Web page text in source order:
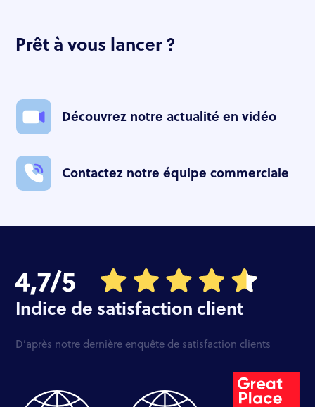
Prêt à vous lancer ?
Découvrez notre actualité en vidéo
Contactez notre équipe commerciale
Indice de satisfaction client
D’après notre dernière enquête de satisfaction clients